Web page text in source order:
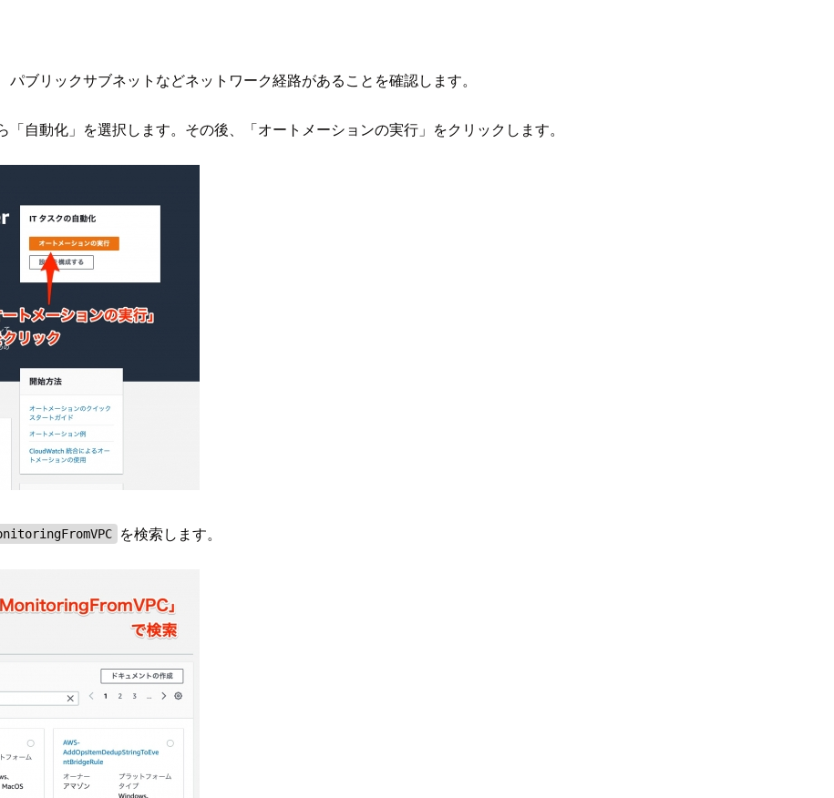
ブリックサブネットなどネットワーク経路があることを確認します。
「自動化」を選択します。その後、「オートメーションの実行」をクリックします。
を検索します。